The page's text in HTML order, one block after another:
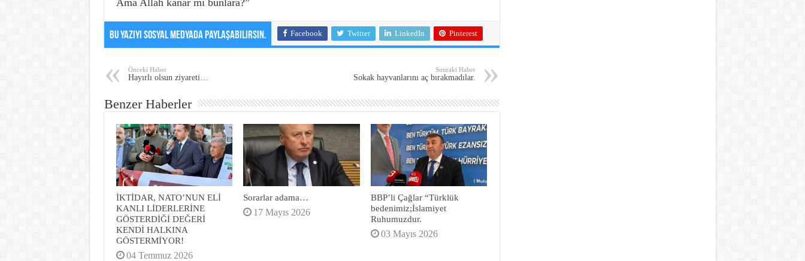
Ama Allah kanar mı bunlara?”
Bu Yazıyı Sosyal Medyada Paylaşabilirsin. Facebook Twitter LinkedIn Pinterest
Önceki Haber
Hayırlı olsun ziyareti…
Sonraki Haber
Sokak hayvanlarını aç bırakmadılar.
Benzer Haberler
İKTİDAR, NATO’NUN ELİ
KANLI LİDERLERİNE
GÖSTERDİĞİ DEĞERİ
KENDİ HALKINA
GÖSTERMİYOR!
04 Temmuz 2026
Sorarlar adama…
17 Mayıs 2026
BBP’li Çağlar “Türklük
bedenimiz;İslamiyet
Ruhumuzdur.
03 Mayıs 2026